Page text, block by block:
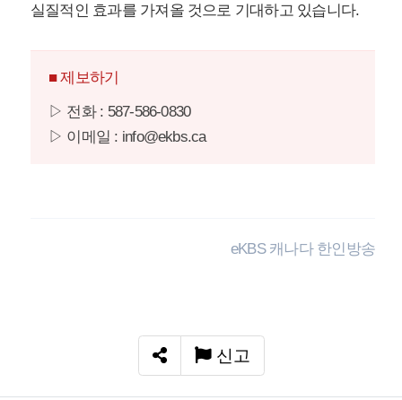
실질적인 효과를 가져올 것으로 기대하고 있습니다.
■ 제보하기
▷ 전화 : 587-586-0830
▷ 이메일 : info@ekbs.ca
eKBS 캐나다 한인방송
SNS 공유
신고